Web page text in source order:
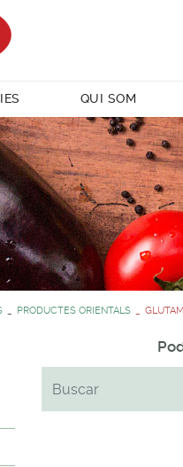
QUI SOM
PRODUCTES ORIENTALS